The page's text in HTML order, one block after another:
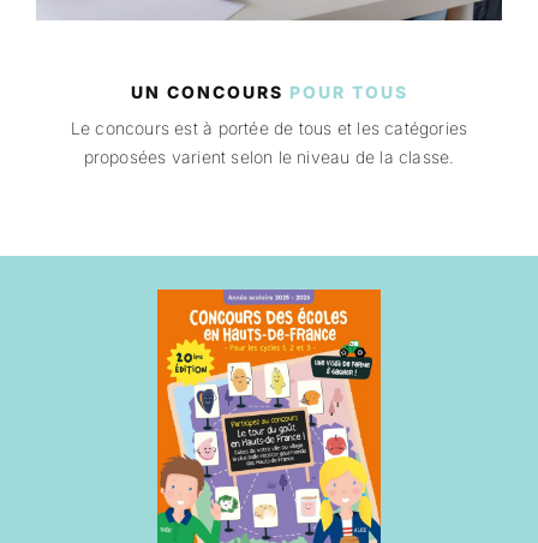
UN CONCOURS POUR TOUS
Le concours est à portée de tous et les catégories
proposées varient selon le niveau de la classe.